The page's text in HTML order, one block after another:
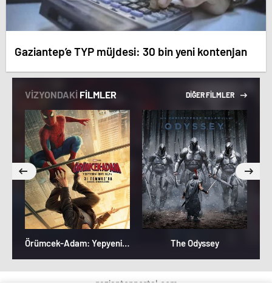
Gaziantep’e TYP müjdesi: 30 bin yeni kontenjan
VİZYONDAKİ FİLMLER DİĞER FİLMLER
Örümcek-Adam: Yepyeni Bir Gün The Odyssey